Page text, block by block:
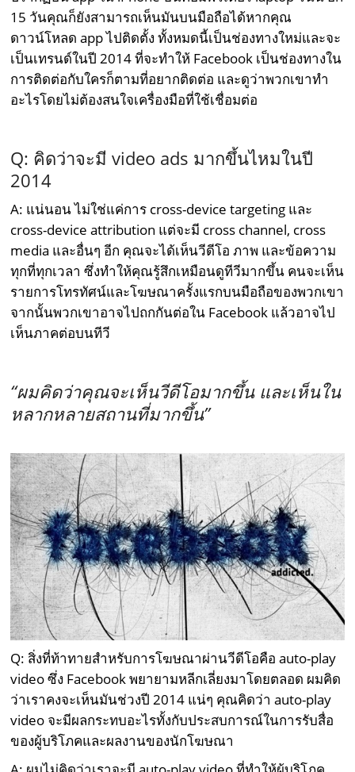
15 วันคุณก็ยังสามารถเห็นมันบนมือถือได้หากคุณ
ดาวน์โหลด app ไปติดตั้ง ทั้งหมดนี้เป็นช่องทางใหม่และจะ
เป็นเทรนด์ในปี 2014 ที่จะทำให้ Facebook เป็นช่องทางใน
การติดต่อกับใครก็ตามที่อยากติดต่อ และดูว่าพวกเขาทำ
อะไรโดยไม่ต้องสนใจเครื่องมือที่ใช้เชื่อมต่อ
Q: คิดว่าจะมี video ads มากขึ้นไหมในปี
2014
A: แน่นอน ไม่ใช่แค่การ cross-device targeting และ
cross-device attribution แต่จะมี cross channel, cross
media และอื่นๆ อีก คุณจะได้เห็นวีดีโอ ภาพ และข้อความ
ทุกที่ทุกเวลา ซึ่งทำให้คุณรู้สึกเหมือนดูทีวีมากขึ้น คนจะเห็น
รายการโทรทัศน์และโฆษณาครั้งแรกบนมือถือของพวกเขา
จากนั้นพวกเขาอาจไปถกกันต่อใน Facebook แล้วอาจไป
เห็นภาคต่อบนทีวี
“ผมคิดว่าคุณจะเห็นวีดีโอมากขึ้น และเห็นใน
หลากหลายสถานที่มากขึ้น”
Q: สิ่งที่ท้าทายสำหรับการโฆษณาผ่านวีดีโอคือ auto-play
video ซึ่ง Facebook พยายามหลีกเลี่ยงมาโดยตลอด ผมคิด
ว่าเราคงจะเห็นมันช่วงปี 2014 แน่ๆ คุณคิดว่า auto-play
video จะมีผลกระทบอะไรทั้งกับประสบการณ์ในการรับสื่อ
ของผู้บริโภคและผลงานของนักโฆษณา